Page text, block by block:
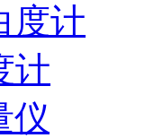
度计
计
仪